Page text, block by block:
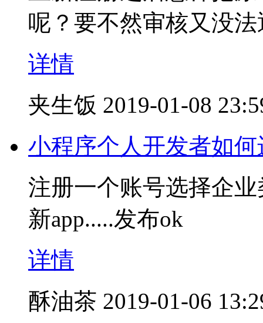
呢？要不然审核又没
详情
夹生饭 2019-01-08
小程序个人开发者如
注册一个账号选择企
新app.....发布ok
详情
酥油茶 2019-01-06